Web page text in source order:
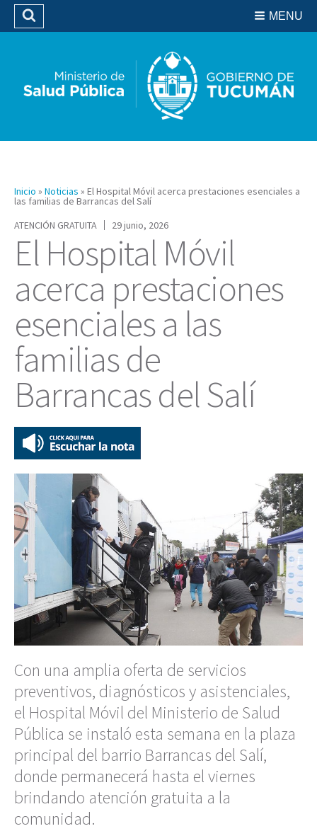
Biblioteca
MENU
Buscar
Inicio » Noticias » El Hospital Móvil acerca prestaciones esenciales a
las familias de Barrancas del Salí
ATENCIÓN GRATUITA
29 junio, 2026
El Hospital Móvil
acerca prestaciones
esenciales a las
familias de
Barrancas del Salí
Con una amplia oferta de servicios
preventivos, diagnósticos y asistenciales,
el Hospital Móvil del Ministerio de Salud
Pública se instaló esta semana en la plaza
principal del barrio Barrancas del Salí,
donde permanecerá hasta el viernes
brindando atención gratuita a la
comunidad.